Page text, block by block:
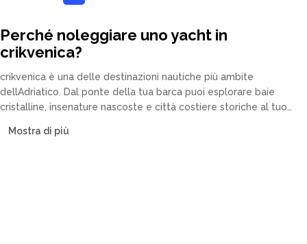
Perché noleggiare uno yacht in
crikvenica?
crikvenica è una delle destinazioni nautiche più ambite
dellAdriatico. Dal ponte della tua barca puoi esplorare baie
cristalline, insenature nascoste e città costiere storiche al tuo
motore e caicchi.
Mostra di più